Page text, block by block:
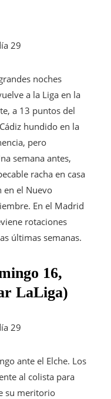
29
noches
a la Liga en la
a 13 puntos del
hundido en la
pero
semana antes,
racha en casa
en el Nuevo
En el Madrid
rotaciones
últimas semanas.
16,
LaLiga)
29
ante el Elche. Los
al colista para
su meritorio